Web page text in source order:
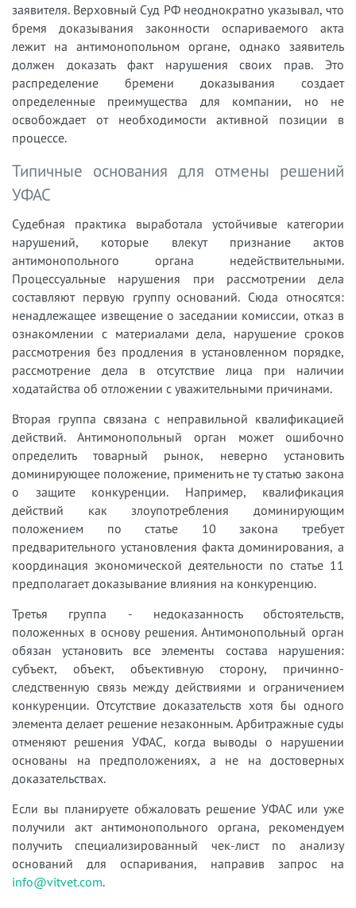
заявителя. Верховный Суд РФ неоднократно указывал, что
бремя доказывания законности оспариваемого акта
лежит на антимонопольном органе, однако заявитель
должен доказать факт нарушения своих прав. Это
распределение бремени доказывания создает
определенные преимущества для компании, но не
освобождает от необходимости активной позиции в
процессе.
Типичные основания для отмены решений
УФАС
Судебная практика выработала устойчивые категории
нарушений, которые влекут признание актов
антимонопольного органа недействительными.
Процессуальные нарушения при рассмотрении дела
составляют первую группу оснований. Сюда относятся:
ненадлежащее извещение о заседании комиссии, отказ в
ознакомлении с материалами дела, нарушение сроков
рассмотрения без продления в установленном порядке,
рассмотрение дела в отсутствие лица при наличии
ходатайства об отложении с уважительными причинами.
Вторая группа связана с неправильной квалификацией
действий. Антимонопольный орган может ошибочно
определить товарный рынок, неверно установить
доминирующее положение, применить не ту статью закона
о защите конкуренции. Например, квалификация
действий как злоупотребления доминирующим
положением по статье 10 закона требует
предварительного установления факта доминирования, а
координация экономической деятельности по статье 11
предполагает доказывание влияния на конкуренцию.
Третья группа - недоказанность обстоятельств,
положенных в основу решения. Антимонопольный орган
обязан установить все элементы состава нарушения:
субъект, объект, объективную сторону, причинно-
следственную связь между действиями и ограничением
конкуренции. Отсутствие доказательств хотя бы одного
элемента делает решение незаконным. Арбитражные суды
отменяют решения УФАС, когда выводы о нарушении
основаны на предположениях, а не на достоверных
доказательствах.
Если вы планируете обжаловать решение УФАС или уже
получили акт антимонопольного органа, рекомендуем
получить специализированный чек-лист по анализу
оснований для оспаривания, направив запрос на
info@vitvet.com.